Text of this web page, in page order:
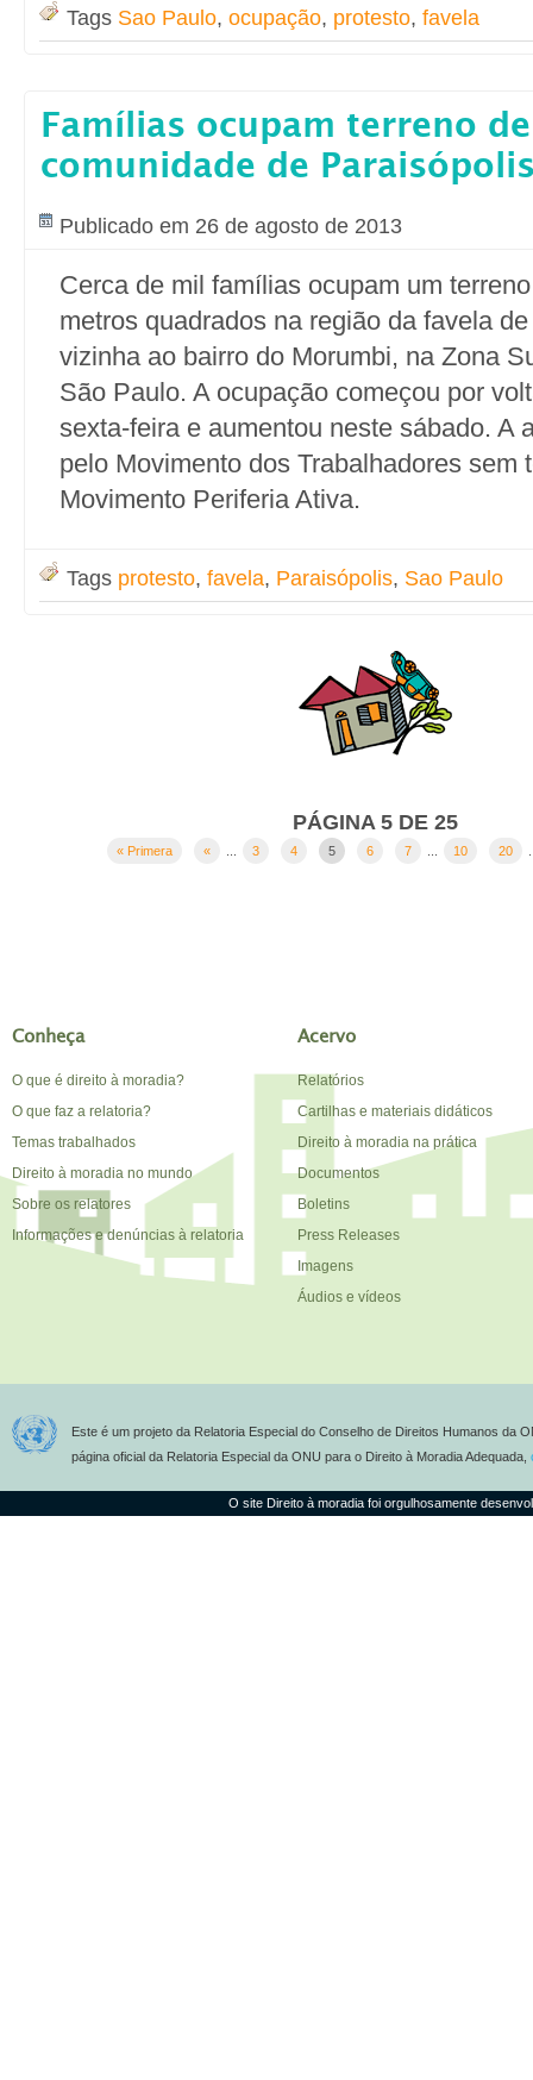
Tags Sao Paulo, ocupação, protesto, favela
Famílias ocupam terreno
comunidade de
Publicado em 26 de agosto de 2013
Cerca de mil famílias ocupam um
metros quadrados na região da favela
vizinha ao bairro do Morumbi, na Zona
São Paulo. A ocupação começou por
sexta-feira e aumentou neste sábado. A
pelo Movimento dos Trabalhadores sem
Movimento Periferia Ativa.
Tags protesto, favela, Paraisópolis, Sao Paulo
PÁGINA 5 DE 25
« Primera « 3 4 5 6 7 10 20
Conheça
O que é direito à moradia?
O que faz a relatoria?
Temas trabalhados
Direito à moradia no mundo
Sobre os relatores
Informações e denúncias à relatoria
Acervo
Relatórios
Cartilhas e materiais didáticos
Direito à moradia na prática
Documentos
Boletins
Press Releases
Imagens
Áudios e vídeos
Este é um projeto da Relatoria Especial do Conselho de Direitos Humanos da
página oficial da Relatoria Especial da ONU para o Direito à Moradia Adequada,
O site Direito à moradia foi orgulhosamente